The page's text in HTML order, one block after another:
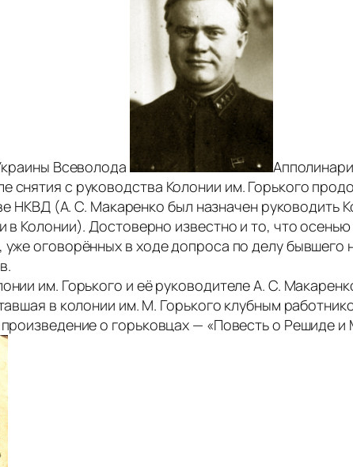
Всеволода
снятия с руководства Колонии им. Горького
(А. С. Макаренко был назначен руководить
Колонии). Достоверно известно и то, что
оговорённых в ходе допроса по делу бывшего
им. Горького и её руководителе А. С.
в колонии им. М. Горького клубным
о горьковцах — «Повесть о Решиде